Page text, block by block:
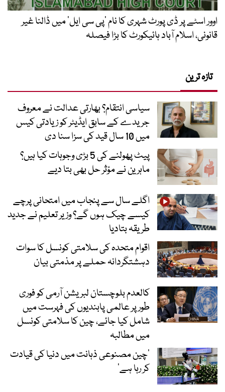
اوور اسٹے پر ڈی پورٹ شہری کا نام ’پی سی ایل‘ میں ڈالنا غیر
قانونی، اسلام آباد ہائیکورٹ کا بڑا فیصلہ
تازہ ترین
سیاسی انتقام؟ بھارتی عدالت نے معروف
جریدے کے سابق ایڈیٹر کو زیادتی کیس
میں 10 سال قید کی سزا سنا دی
پیٹ پھولنے کی 5 بڑی وجوہات کیا ہیں؟
ماہرین نے مؤثر حل بھی بتا دیے
اگلے سال سے پنجاب میں امتحانی پرچے
کیسے چیک ہوں گے؟ وزیر تعلیم نے جدید
طریقہ بتادیا
اقوام متحدہ کی سلامتی کونسل کا سوات
دہشتگردانہ حملے پر مذمتی بیان
کالعدم بلوچستان لبریشن آرمی کو فوری
طور پر عالمی پابندیوں کی فہرست میں
شامل کیا جائے، چین کا سلامتی کونسل
میں مطالبہ
’چین مصنوعی ذہانت میں دنیا کی قیادت
کر رہا ہے‘